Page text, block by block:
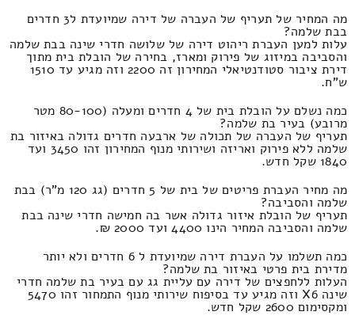
מה המחיר של תעריף של העברה של דירה שמיועדת ל3 חדרים
בבת שלמה?
עלות למען העברת ריהוט דירה של שלושה חדרי שינה בבת שלמה
והסביבה במיזוג של פירוק ומארז, בחירה של הובלת בית מתוך
דירת ציבור סטודנטיאלי המחירון זה 2200 וזה מגיע עד 1510
ש"ח.
כמה נשלם על הובלת בית של 4 חדרים ומעלה (80-100 מטר
מרובע) בעיר בת שלמה?
תעריף של העברה של תכולה של ארבעה חדרים גדולה באיזור בת
שלמה ללא פירוק ואריזה ושירותי מנוף המחירון זהו 3450 ועד
1840 שקל חדש.
מה מחיר העברת פריטים של בית של 5 חדרים (גג 120 מ"ר) בבת
שלמה והסביבה?
תעריף של הובלת איזור גדולה אשר בה חמישה חדרי שינה בבת
שלמה והסביבה המחיר הינו 4400 ועד 2000 ₪.
כמה תשלמו על העברת דירה שמיועדת ל 6 חדרים ולא יותר
מדירת בית פרטי באיזור בת שלמה?
העלות ללחפצים של דירה עם עליית גג עם בעיר בת שלמה חדרי
שינה X6 וזה מגיע עד בסיפוח שירותי מנוף התמחור זהו 5470
ומקסימום 2600 שקל חדש.